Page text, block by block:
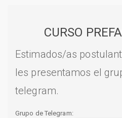
CURSO
Estimados/as
les presentamos el
telegram.
Grupo de Telegram: